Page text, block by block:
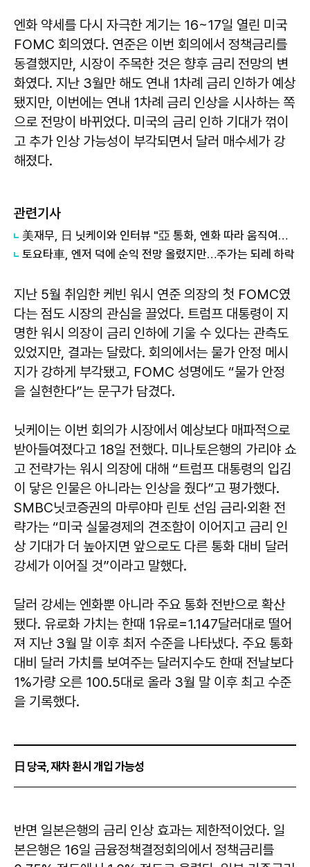
엔화 약세를 다시 자극한 계기는 16~17일 열린 미국
FOMC 회의였다. 연준은 이번 회의에서 정책금리를
동결했지만, 시장이 주목한 것은 향후 금리 전망의 변
화였다. 지난 3월만 해도 연내 1차례 금리 인하가 예상
됐지만, 이번에는 연내 1차례 금리 인상을 시사하는 쪽
으로 전망이 바뀌었다. 미국의 금리 인하 기대가 꺾이
고 추가 인상 가능성이 부각되면서 달러 매수세가 강
해졌다.
관련기사
美재무, 日 닛케이와 인터뷰 "亞 통화, 엔화 따라 움직여…엔저가 원화 약세 초래"
토요타車, 엔저 덕에 순익 전망 올렸지만…주가는 되레 하락
지난 5월 취임한 케빈 워시 연준 의장의 첫 FOMC였
다는 점도 시장의 관심을 끌었다. 트럼프 대통령이 지
명한 워시 의장이 금리 인하에 기울 수 있다는 관측도
있었지만, 결과는 달랐다. 회의에서는 물가 안정 메시
지가 강하게 부각됐고, FOMC 성명에도 “물가 안정
을 실현한다”는 문구가 담겼다.
닛케이는 이번 회의가 시장에서 예상보다 매파적으로
받아들여졌다고 18일 전했다. 미나토은행의 가리야 쇼
고 전략가는 워시 의장에 대해 “트럼프 대통령의 입김
이 닿은 인물은 아니라는 인상을 줬다”고 평가했다.
SMBC닛코증권의 마루야마 린토 선임 금리·외환 전
략가는 “미국 실물경제의 견조함이 이어지고 금리 인
상 기대가 더 높아지면 앞으로도 다른 통화 대비 달러
강세가 이어질 것”이라고 말했다.
달러 강세는 엔화뿐 아니라 주요 통화 전반으로 확산
됐다. 유로화 가치는 한때 1유로=1.147달러대로 떨어
져 지난 3월 말 이후 최저 수준을 나타냈다. 주요 통화
대비 달러 가치를 보여주는 달러지수도 한때 전날보다
1%가량 오른 100.5대로 올라 3월 말 이후 최고 수준
을 기록했다.
日 당국, 재차 환시 개입 가능성
반면 일본은행의 금리 인상 효과는 제한적이었다. 일
본은행은 16일 금융정책결정회의에서 정책금리를